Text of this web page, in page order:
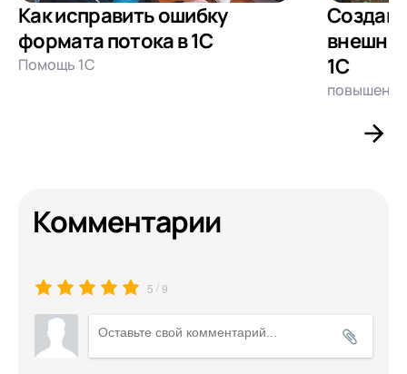
Как исправить ошибку
формата потока в 1С
Помощь 1С
1С
Комментарии
5 /9